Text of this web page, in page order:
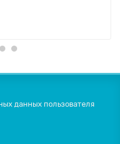
данных пользователя